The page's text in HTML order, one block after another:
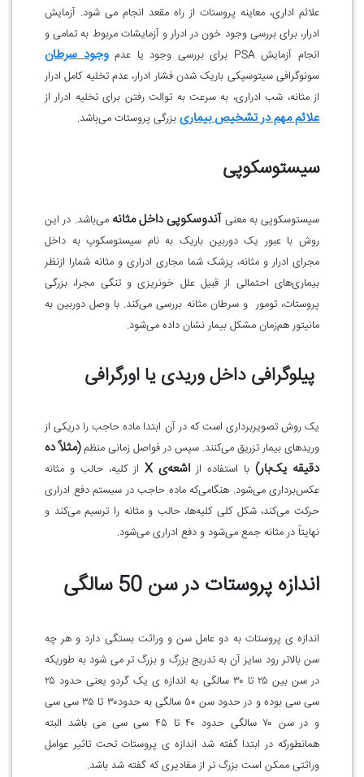
علائم اداری، معاینه پروستات از راه مقعد انجام می شود. آزمایش
ادرار، برای بررسی وجود خون در ادرار و آزمایشات مربوط به تمامی و
انجام آزمایش PSA برای بررسی وجود یا عدم
وجود سرطان
سونوگرافی سیتوسپکی باریک شدن فشار ادرار، عدم تخلیه کامل ادرار
از مثانه، شب ادراری، به سرعت به توالت رفتن برای تخلیه ادرار از
علائم مهم در تشخیص بیماری بزرگی پروستات می‌باشد.
سیستوسکوپی
سیستوسکوپی به معنی آندوسکوپی داخل مثانه می‌باشد. در این
روش با عبور یک دوربین باریک به نام سیستوسکوپ به داخل
مجرای ادرار و مثانه، پزشک شما مجاری ادراری و مثانه شمارا ازنظر
بیماری‌های احتمالی از قبیل علل خونریزی و تنگی مجرا، بزرگی
پروستات، تومور و سرطان مثانه بررسی می‌کند. با وصل دوربین به
مانیتور هم‌زمان مشکل بیمار نشان داده می‌شود.
پیلوگرافی داخل وریدی یا اورگرافی
یک روش تصویربرداری است که در آن ابتدا ماده حاجب را دریکی از
وریدهای بیمار تزریق می‌کنند. سپس در فواصل زمانی منظم(مثلاً ده
دقیقه یک‌بار) با استفاده از اشعه‌ی X
از کلیه، حالب و مثانه
عکس‌برداری می‌شود. هنگامی‌که ماده حاجب در سیستم دفع ادراری
حرکت می‌کند، شکل کلی کلیه‌ها، حالب و مثانه را ترسیم می‌کند و
نهایتاً در مثانه جمع می‌شود و دفع ادراری می‌شود.
اندازه پروستات در سن 50 سالگی
اندازه ی پروستات به دو عامل سن و وراثت بستگی دارد و هر چه
سن بالاتر رود سایز آن به تدریج بزرگ و بزرگ تر می شود به طوریکه
در سن بین ۲۵ تا ۳۰ سالگی به اندازه ی یک گردو یعنی حدود ۲۵
سی سی بوده و در حدود سن ۵۰ سالگی به حدود۳۰ تا ۳۵ سی سی
و در سن ۷۰ سالگی حدود ۴۰ تا ۴۵ سی سی می باشد البته
همانطورکه در ابتدا گفته شد اندازه ی پروستات تحت تاثیر عوامل
وراثتی ممکن است بزرگ تر از مقادیری که گفته شد باشد.